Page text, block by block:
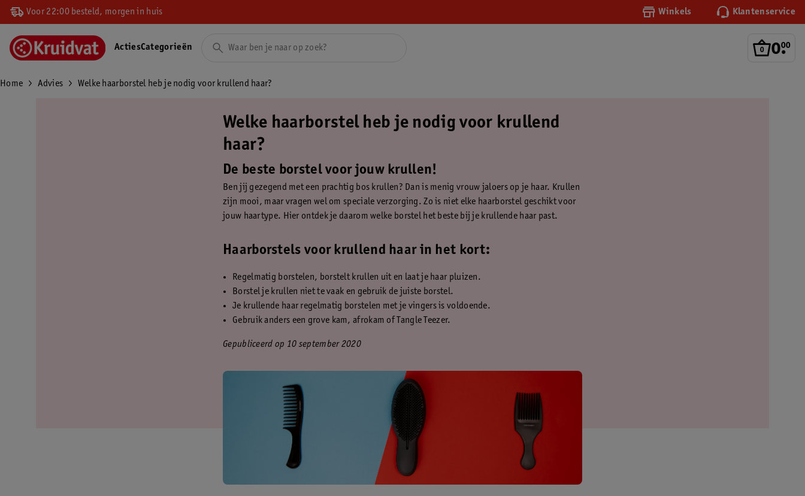
Voor 22:00 besteld, morgen in huis Winkels Klantenservice
0.
00
ActiesCategorieën
Home Advies Welke haarborstel heb je nodig voor krullend haar?
Welke haarborstel heb je nodig voor krullend
haar?
De beste borstel voor jouw krullen!
Ben jij gezegend met een prachtig bos krullen? Dan is menig vrouw jaloers op je haar. Krullen
zijn mooi, maar vragen wel om speciale verzorging. Zo is niet elke haarborstel geschikt voor
jouw haartype. Hier ontdek je daarom welke borstel het beste bij je krullende haar past.
Haarborstels voor krullend haar in het kort:
Regelmatig borstelen, borstelt krullen uit en laat je haar pluizen.
Borstel je krullen niet te vaak en gebruik de juiste borstel.
Je krullende haar regelmatig borstelen met je vingers is voldoende.
Gebruik anders een grove kam, afrokam of Tangle Teezer.
Gepubliceerd op 10 september 2020